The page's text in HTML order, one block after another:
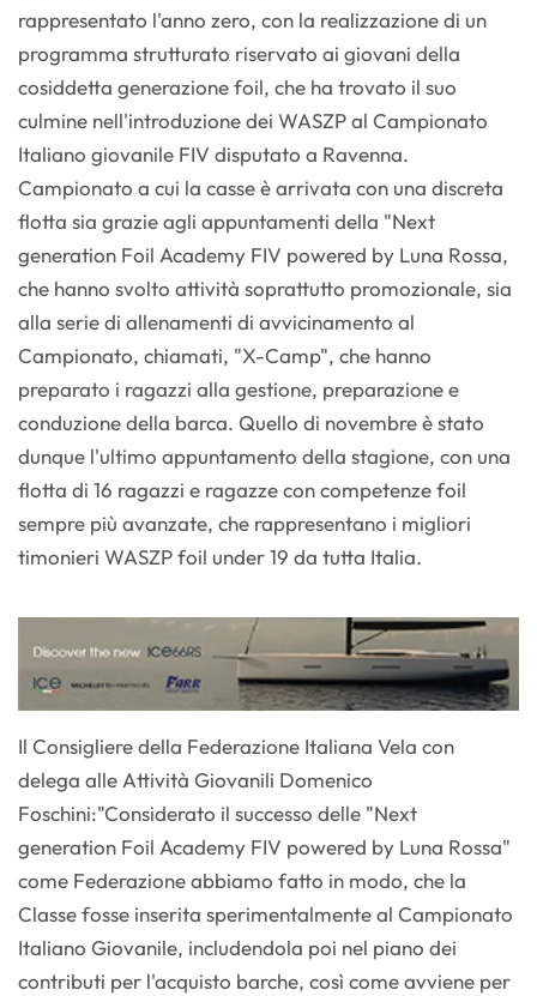
rappresentato l'anno zero, con la realizzazione di un
programma strutturato riservato ai giovani della
cosiddetta generazione foil, che ha trovato il suo
culmine nell'introduzione dei WASZP al Campionato
Italiano giovanile FIV disputato a Ravenna.
Campionato a cui la casse è arrivata con una discreta
flotta sia grazie agli appuntamenti della "Next
generation Foil Academy FIV powered by Luna Rossa,
che hanno svolto attività soprattutto promozionale, sia
alla serie di allenamenti di avvicinamento al
Campionato, chiamati, "X-Camp", che hanno
preparato i ragazzi alla gestione, preparazione e
conduzione della barca. Quello di novembre è stato
dunque l'ultimo appuntamento della stagione, con una
flotta di 16 ragazzi e ragazze con competenze foil
sempre più avanzate, che rappresentano i migliori
timonieri WASZP foil under 19 da tutta Italia.
Il Consigliere della Federazione Italiana Vela con
delega alle Attività Giovanili Domenico
Foschini:"Considerato il successo delle "Next
generation Foil Academy FIV powered by Luna Rossa"
come Federazione abbiamo fatto in modo, che la
Classe fosse inserita sperimentalmente al Campionato
Italiano Giovanile, includendola poi nel piano dei
contributi per l'acquisto barche, così come avviene per